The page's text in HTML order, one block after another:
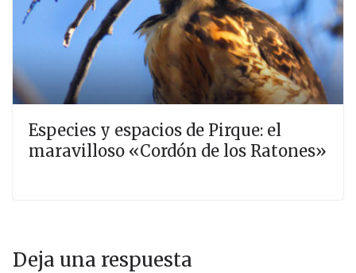
Especies y espacios de Pirque: el
maravilloso «Cordón de los Ratones»
Deja una respuesta